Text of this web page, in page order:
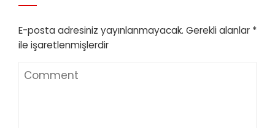
E-posta adresiniz yayınlanmayacak. Gerekli alanlar *
ile işaretlenmişlerdir